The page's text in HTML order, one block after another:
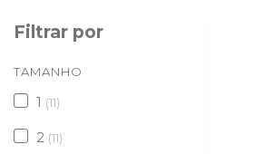
Filtrar por
TAMANHO
1 (11)
2 (11)